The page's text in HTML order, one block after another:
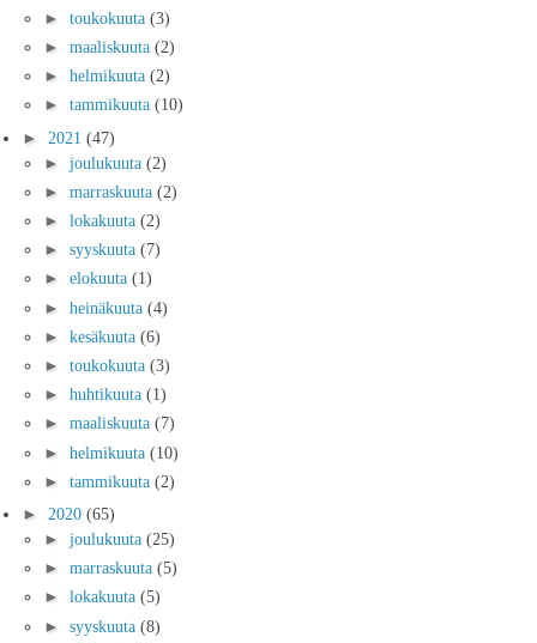
► toukokuuta (3)
► maaliskuuta (2)
► helmikuuta (2)
► tammikuuta (10)
► 2021 (47)
► joulukuuta (2)
► marraskuuta (2)
► lokakuuta (2)
► syyskuuta (7)
► elokuuta (1)
► heinäkuuta (4)
► kesäkuuta (6)
► toukokuuta (3)
► huhtikuuta (1)
► maaliskuuta (7)
► helmikuuta (10)
► tammikuuta (2)
► 2020 (65)
► joulukuuta (25)
► marraskuuta (5)
► lokakuuta (5)
► syyskuuta (8)